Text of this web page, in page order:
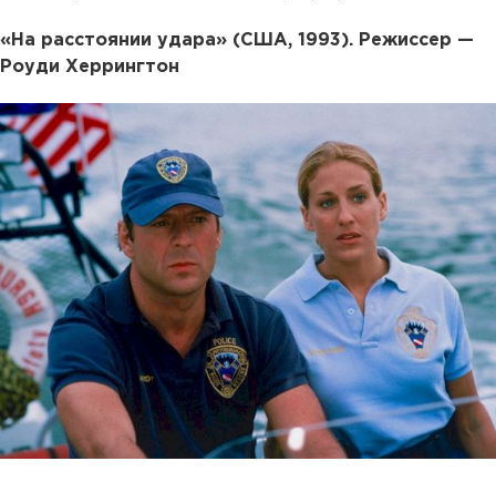
«На расстоянии удара» (США, 1993). Режиссер —
Роуди Херрингтон